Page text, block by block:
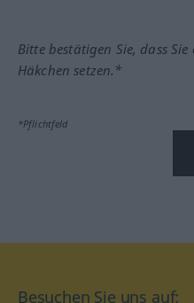
Bitte bestätigen Sie, dass
Häkchen setzen.*
*Pflichtfeld
Besuchen Sie uns auf: